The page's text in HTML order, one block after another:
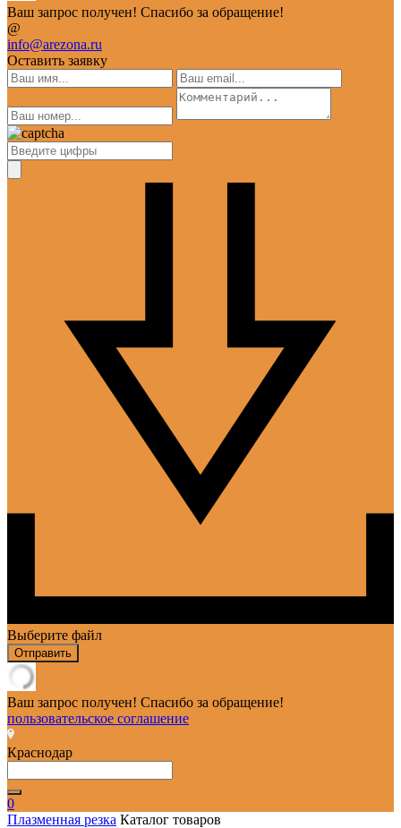
Ваш запрос получен! Спасибо за обращение!
@
info@arezona.ru
Оставить заявку
Выберите файл
Отправить
Ваш запрос получен! Спасибо за обращение!
пользовательское соглашение
Краснодар
0
Плазменная резка Каталог товаров